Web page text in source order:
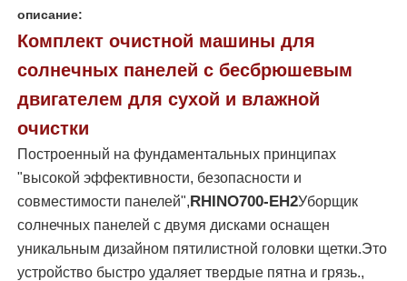
О Компании
Наша фабрика
контроль качества
контактные данные
Новости
описание:
Комплект очистной машины для
солнечных панелей с бесбрюшевым
двигателем для сухой и влажной
очистки
Построенный на фундаментальных принципах
"высокой эффективности, безопасности и
совместимости панелей",RHINO700-EH2Уборщик
солнечных панелей с двумя дисками оснащен
уникальным дизайном пятилистной головки щетки.Это
устройство быстро удаляет твердые пятна и грязь.,